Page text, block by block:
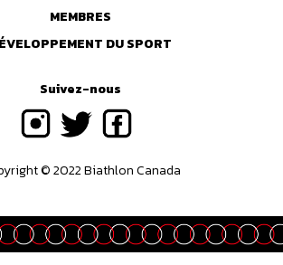
MEMBRES
DU SPORT
Suivez-nous
© 2022 Biathlon Canada